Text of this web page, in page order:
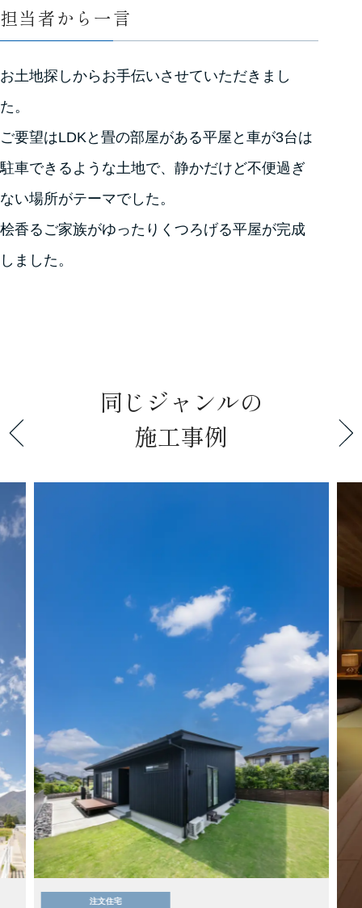
担当者から一言
お土地探しからお手伝いさせていただきまし
た。
ご要望はLDKと畳の部屋がある平屋と車が3台は
駐車できるような土地で、静かだけど不便過ぎ
ない場所がテーマでした。
桧香るご家族がゆったりくつろげる平屋が完成
しました。
同じジャンルの
施工事例
注文住宅